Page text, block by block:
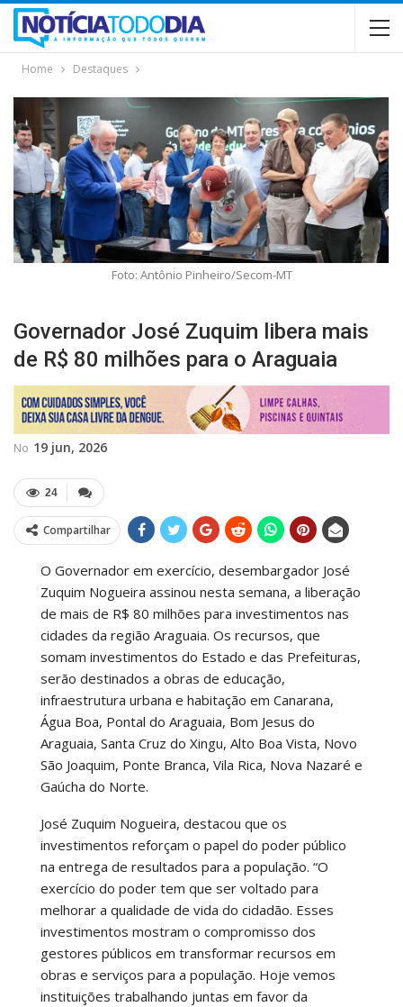
Home Destaques
Foto: Antônio Pinheiro/Secom-MT
Governador José Zuquim libera mais
de R$ 80 milhões para o Araguaia
No 19 jun, 2026
24
Compartilhar
O Governador em exercício, desembargador José
Zuquim Nogueira assinou nesta semana, a liberação
de mais de R$ 80 milhões para investimentos nas
cidades da região Araguaia. Os recursos, que
somam investimentos do Estado e das Prefeituras,
serão destinados a obras de educação,
infraestrutura urbana e habitação em Canarana,
Água Boa, Pontal do Araguaia, Bom Jesus do
Araguaia, Santa Cruz do Xingu, Alto Boa Vista, Novo
São Joaquim, Ponte Branca, Vila Rica, Nova Nazaré e
Gaúcha do Norte.
José Zuquim Nogueira, destacou que os
investimentos reforçam o papel do poder público
na entrega de resultados para a população. “O
exercício do poder tem que ser voltado para
melhorar a qualidade de vida do cidadão. Esses
investimentos mostram o compromisso dos
gestores públicos em transformar recursos em
obras e serviços para a população. Hoje vemos
instituições trabalhando juntas em favor da